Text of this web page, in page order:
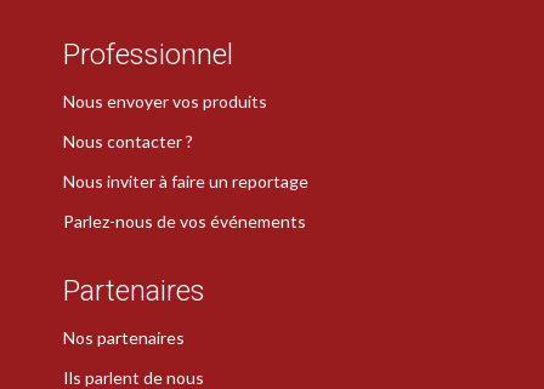
Professionnel
Nous envoyer vos produits
Nous contacter ?
Nous inviter à faire un reportage
Parlez-nous de vos événements
Partenaires
Nos partenaires
Ils parlent de nous